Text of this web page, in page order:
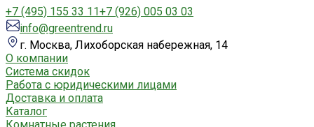
+7 (495) 155 33 11+7 (926) 005 03 03
info@greentrend.ru
г. Москва, Лихоборская набережная, 14
О компании
Система скидок
Работа с юридическими лицами
Доставка и оплата
Каталог